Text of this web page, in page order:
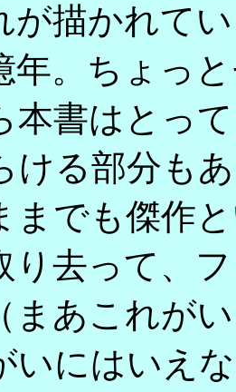
が描かれて
年。ちょっ
本書はとっ
ける部分も
までも傑作
り去って、
まあこれが
いにはいえ